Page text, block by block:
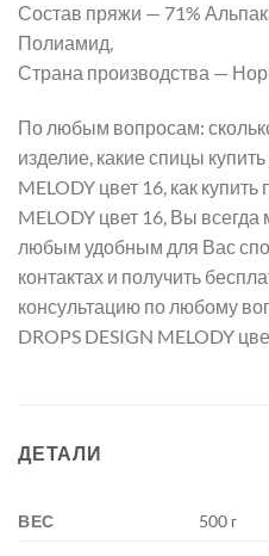
Состав пряжи — 71%
Полиамид,
Страна производства —
По любым вопросам:
изделие, какие спицы
MELODY цвет 16, как
MELODY цвет 16, Вы
любым удобным для Вас
контактах и получить
консультацию по любому
DROPS DESIGN MELODY
ДЕТАЛИ
ВЕС 500 г